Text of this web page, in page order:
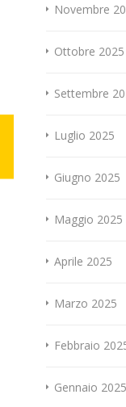
Novembre
Ottobre 2025
Settembre
Luglio 2025
Giugno 2025
Maggio 2025
Aprile 2025
Marzo 2025
Febbraio
Gennaio 2025